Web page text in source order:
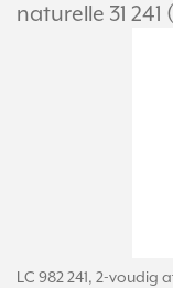
naturelle 31 241
LC 982 241, 2-voudig